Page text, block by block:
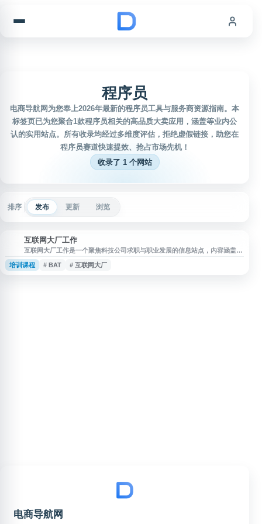
程序员
电商导航网为您奉上2026年最新的程序员工具与服务商资源指南。本
标签页已为您聚合1款程序员相关的高品质大卖应用，涵盖等业内公
认的实用站点。所有收录均经过多维度评估，拒绝虚假链接，助您在
程序员赛道快速提效、抢占市场先机！
收录了 1 个网站
排序 发布 更新 浏览
互联网大厂工作
互联网大厂工作是一个聚焦科技公司求职与职业发展的信息站点，内容涵盖互
联网大厂工作机会、招聘信息、面试技巧、岗位准备和职业规划等主题。网站
面向程序员、软件工程师及希望进入阿里巴巴、腾讯、字节跳动、华为等企业
培训课程 # BAT # 互联网大厂
电商导航网